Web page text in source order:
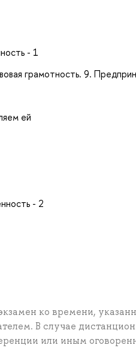
- 1
грамотность. 9.
ей
- 2
ко времени,
В случае
или иным